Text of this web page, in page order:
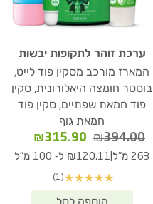
ערכת זוהר לתקופות יבשות
המארז מורכב מסקין פוד לייט,
בוסטר חומצה היאלורונית, סקין
פוד חמאת שפתיים, סקין פוד
חמאת גוף
₪394.00
המחיר
המקורי
₪394.00.
₪315.90
הנוכחי
263 מ"ל ₪120.11 ל- 100 מ"ל
★
★
★
★
★
(1)